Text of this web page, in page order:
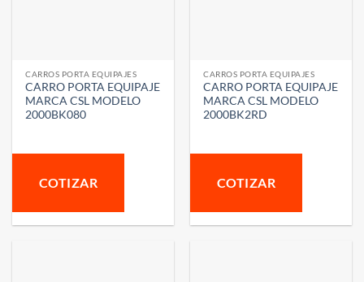
CARROS PORTA EQUIPAJES
CARRO PORTA EQUIPAJE
MARCA CSL MODELO
2000BK080
COTIZAR
CARROS PORTA EQUIPAJES
CARRO PORTA EQUIPAJE
MARCA CSL MODELO
2000BK2RD
COTIZAR